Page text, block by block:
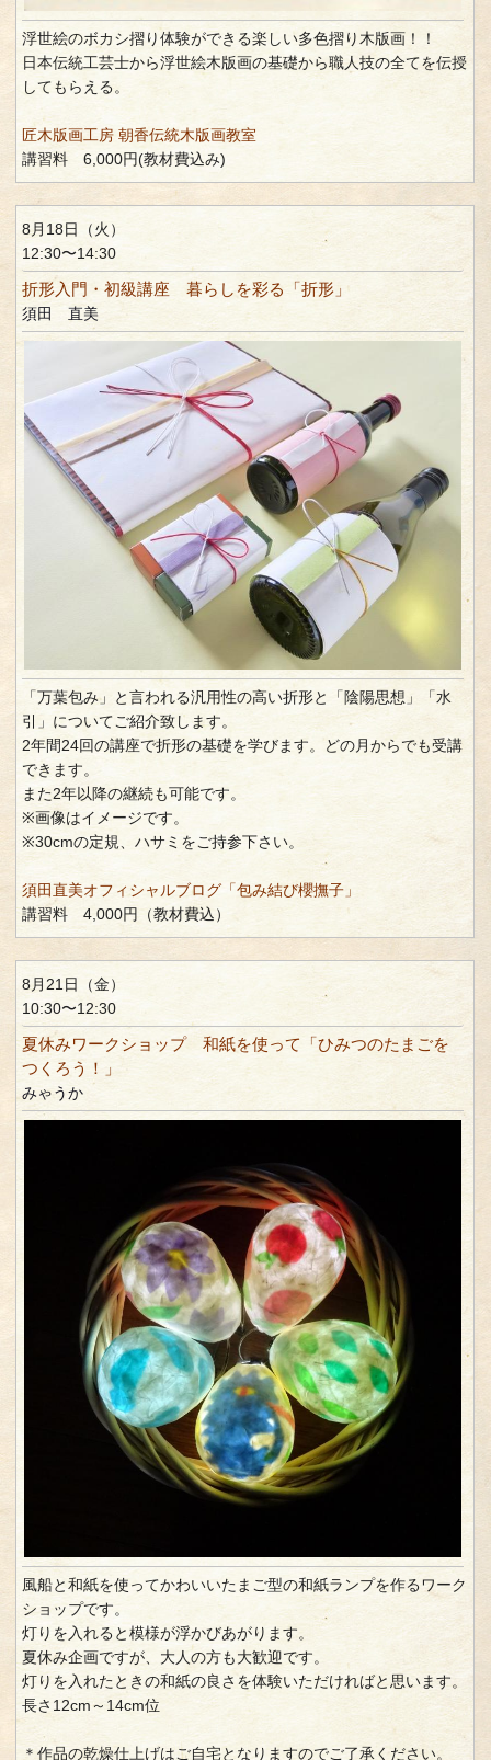
浮世絵のボカシ摺り体験ができる楽しい多色摺り木版画！！
日本伝統工芸士から浮世絵木版画の基礎から職人技の全てを伝授
してもらえる。
匠木版画工房 朝香伝統木版画教室
講習料 6,000円(教材費込み)
8月18日（火）
12:30〜14:30
折形入門・初級講座 暮らしを彩る「折形」
須田 直美
「万葉包み」と言われる汎用性の高い折形と「陰陽思想」「水
引」についてご紹介致します。
2年間24回の講座で折形の基礎を学びます。どの月からでも受講
できます。
また2年以降の継続も可能です。
※画像はイメージです。
※30cmの定規、ハサミをご持参下さい。
須田直美オフィシャルブログ「包み結び櫻撫子」
講習料 4,000円（教材費込）
8月21日（金）
10:30〜12:30
夏休みワークショップ 和紙を使って「ひみつのたまごを
つくろう！」
みゃうか
風船と和紙を使ってかわいいたまご型の和紙ランプを作るワーク
ショップです。
灯りを入れると模様が浮かびあがります。
夏休み企画ですが、大人の方も大歓迎です。
灯りを入れたときの和紙の良さを体験いただければと思います。
長さ12cm～14cm位
＊作品の乾燥仕上げはご自宅となりますのでご了承ください。